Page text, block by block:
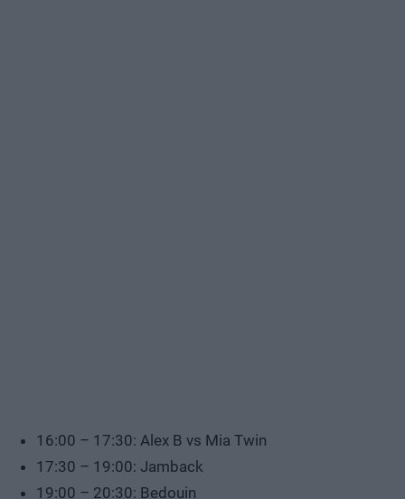
16:00 – 17:30: Alex B vs Mia Twin
17:30 – 19:00: Jamback
19:00 – 20:30: Bedouin